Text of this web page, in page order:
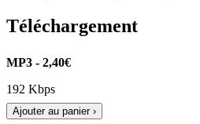
Téléchargement
MP3 - 2,40€
192 Kbps
Ajouter au panier ›